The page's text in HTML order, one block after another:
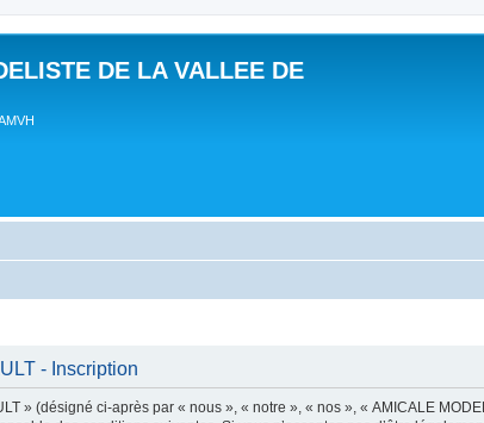
DE LA VALLEE DE
- Inscription
» (désigné ci-après par « nous », « notre », « nos », « AMICALE